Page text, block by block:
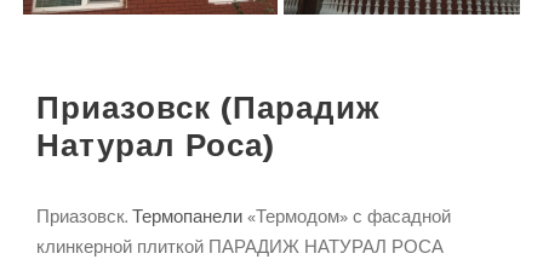
Приазовск (Парадиж
Натурал Роса)
Приазовск.Термопанели«Термодом» с фасадной
клинкерной плиткой ПАРАДИЖ НАТУРАЛ РОСА